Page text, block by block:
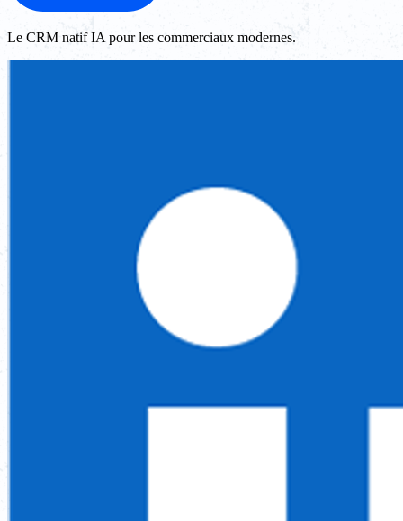
Le CRM natif IA pour les commerciaux modernes.